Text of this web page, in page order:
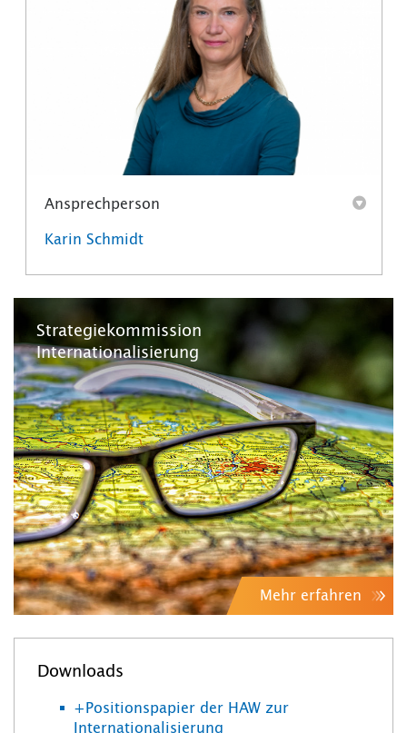
Ansprechperson
Karin Schmidt
Strategiekommission
Internationalisierung
Mehr erfahren
Downloads
+Positionspapier der HAW zur
Internationalisierung